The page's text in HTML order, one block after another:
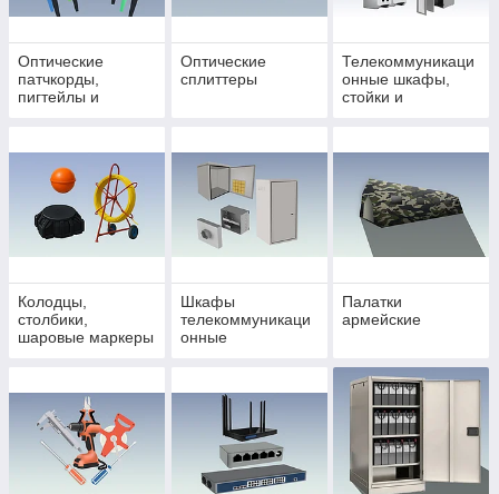
Оптические
патчкорды,
пигтейлы и
Оптические
сплиттеры
Телекоммуникаци
онные шкафы,
стойки и
Колодцы,
столбики,
шаровые маркеры
Шкафы
телекоммуникаци
онные
аксессуары
Палатки
армейские